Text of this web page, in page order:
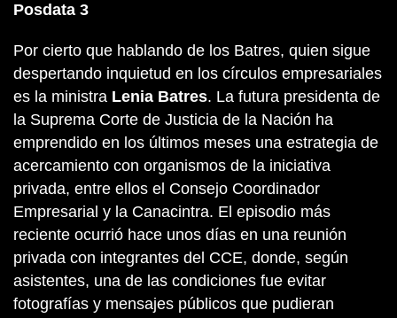
Posdata 3
Por cierto que hablando de los Batres, quien sigue
despertando inquietud en los círculos empresariales
es la ministra Lenia Batres. La futura presidenta de
la Suprema Corte de Justicia de la Nación ha
emprendido en los últimos meses una estrategia de
acercamiento con organismos de la iniciativa
privada, entre ellos el Consejo Coordinador
Empresarial y la Canacintra. El episodio más
reciente ocurrió hace unos días en una reunión
privada con integrantes del CCE, donde, según
asistentes, una de las condiciones fue evitar
fotografías y mensajes públicos que pudieran